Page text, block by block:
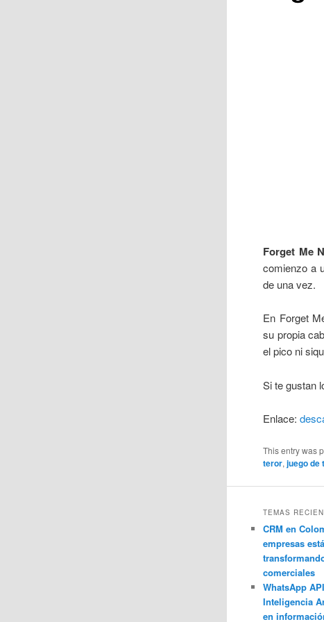
Forget Me
comienzo a
de una vez.
En Forget
su propia
el pico ni
Si te gustan
Enlace:
This entry was
teror,juego de
TEMAS
CRM en
empresas
comerciales
WhatsApp
Inteligencia
en